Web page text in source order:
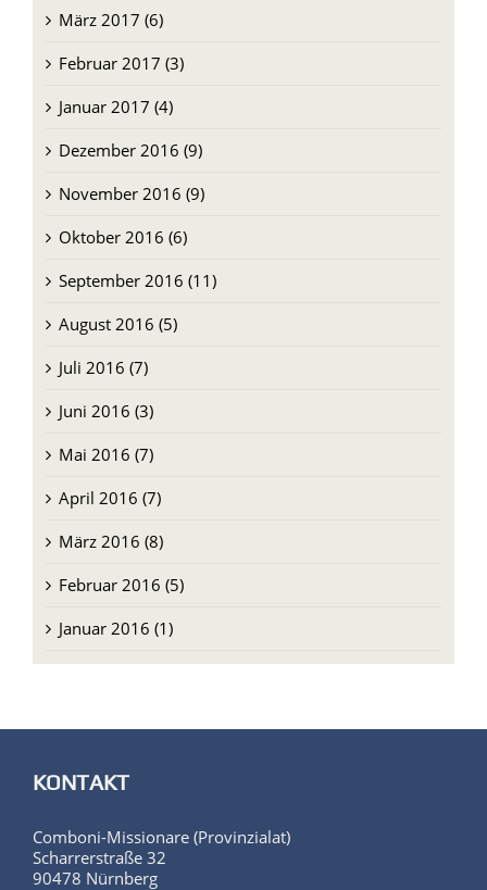
März 2017 (6)
Februar 2017 (3)
Januar 2017 (4)
Dezember 2016 (9)
November 2016 (9)
Oktober 2016 (6)
September 2016 (11)
August 2016 (5)
Juli 2016 (7)
Juni 2016 (3)
Mai 2016 (7)
April 2016 (7)
März 2016 (8)
Februar 2016 (5)
Januar 2016 (1)
KONTAKT
Comboni-Missionare (Provinzialat)
Scharrerstraße 32
90478 Nürnberg